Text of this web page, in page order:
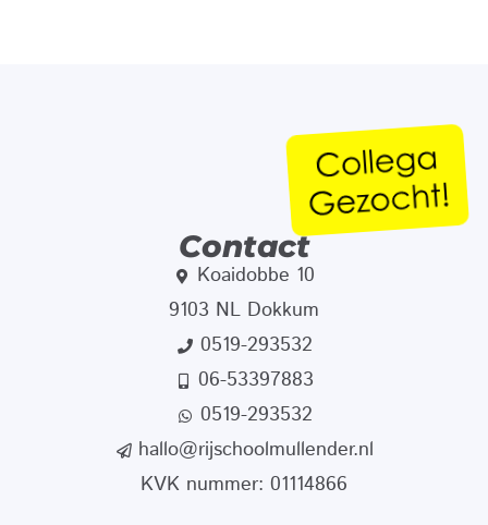
Contact
Koaidobbe 10
9103 NL Dokkum
0519-293532
06-53397883
0519-293532
hallo@rijschoolmullender.nl
KVK nummer: 01114866